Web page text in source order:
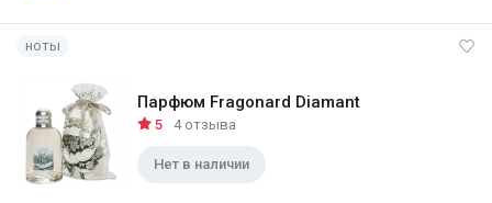
ноты
Парфюм Fragonard Diamant
5 4 отзыва
Нет в наличии